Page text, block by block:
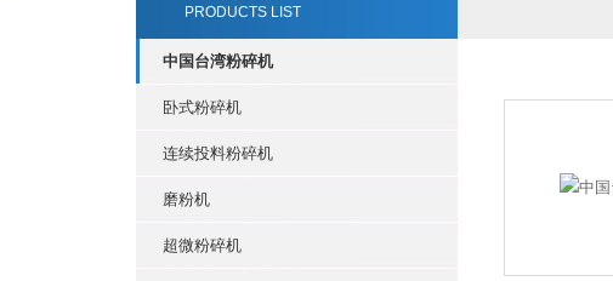
PRODUCTS LIST
中国台湾粉碎机
卧式粉碎机
连续投料粉碎机
磨粉机
超微粉碎机